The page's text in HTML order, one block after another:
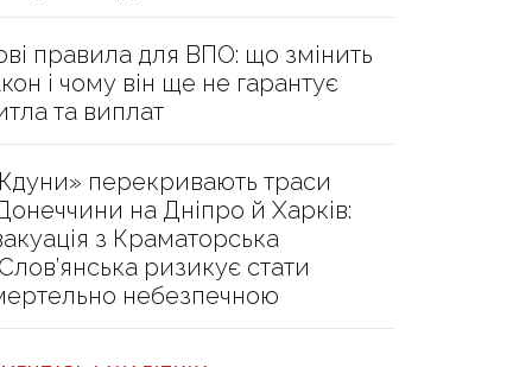
правила для ВПО: що змінить
і чому він ще не гарантує
та виплат
перекривають траси
на Дніпро й Харків:
з Краматорська
ризикує стати
небезпечною